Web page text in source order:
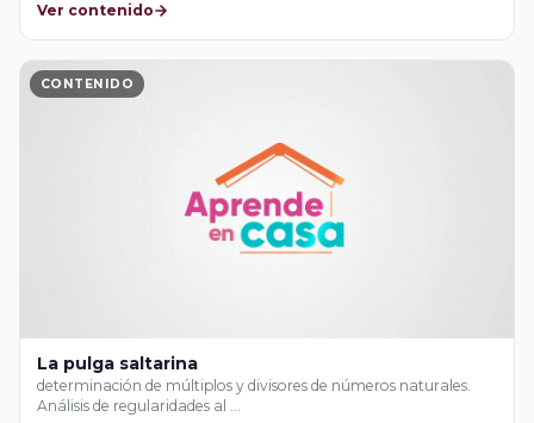
Ver contenido
CONTENIDO
La pulga saltarina
determinación de múltiplos y divisores de números naturales.
Análisis de regularidades al …